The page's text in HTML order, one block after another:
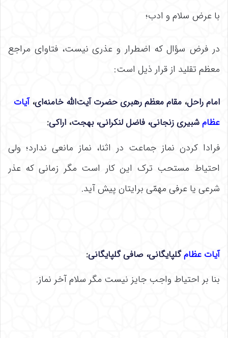
با عرض سلام و ادب؛
در فرض سؤال که اضطرار و عذری نیست، فتاوای مراجع
معظم تقلید از قرار ذیل است:
امام راحل، مقام معظم رهبری حضرت آیت‌الله خامنه‌ای،آیات
عظامشبیری زنجانی، فاضل لنکرانی،بهجت، اراکی:
فرادا کردن نماز جماعت در اثنا، نماز مانعی ندارد؛ ولی
احتیاط مستحب ترک این کار است مگر زمانی که عذر
شرعی یا عرفی مهمّی برایتان پیش آید.
آیات عظامگلپایگانی، صافی گلپایگانی:
بنا بر احتیاط واجب جایز نیست مگر سلام آخر نماز.